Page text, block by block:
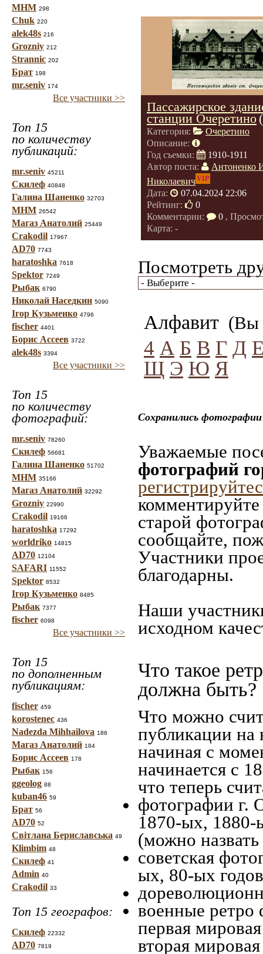
МНМ 298
Chuk 220
alek48s 216
Grozniy 212
Strannic 202
Брат 198
mr.seniv 174
Все участники >>
Топ 15
по количеству
публикаций:
mr.seniv 45211
Скилеф 40848
Галина Шаненко 32703
МНМ 26542
Магаз Анатолий 25449
Crakodil 17967
AD70 7743
haratoshka 7618
Spektor 7249
Рыбак 6790
Николай Наседкин 5090
Ігор Кузьменко 4796
fischer 4401
Борис Ассеев 3722
alek48s 3394
Все участники >>
Топ 15
по количеству
фотографий:
mr.seniv 78260
Скилеф 56681
Галина Шаненко 51702
МНМ 35166
Магаз Анатолий 32292
Grozniy 22990
Crakodil 19166
haratoshka 17292
worldriko 14815
AD70 12104
SAFARI 11552
Spektor 8532
Ігор Кузьменко 8485
Рыбак 7377
fischer 6098
Все участники >>
Топ 15
по дополненным
публикациям:
fischer 459
korostenec 436
Nadezda Mihhailova 186
Магаз Анатолий 184
Борис Ассеев 178
Рыбак 156
ggeolog 88
kuban46 59
Брат 56
AD70 52
Світлана Бериславська 49
Klimbim 48
Скилеф 41
Admin 40
Crakodil 33
Топ 15 географов:
Скилеф 22332
AD70 7819
Пассажирское
станции Очеретино
Категория:
Очеретино
Описание:
Год съемки:
1910-1911
Автор поста:
Антоненко
НиколаевичVIP
Дата:
07.04.2024 22:06
Рейтинг:
0
Комментарии:
0 ,
Карта: -
Посмотреть
Алфавит (Вы
4 А Б В Г Д
Щ Э Ю Я
Сохранились
Уважаемые
фотографий
старой
сообщайте,
Участники
благодарны.
Наши
исходном
Что такое
должна быть?
Что можно
публикации
начиная c
начинается с
что теперь
фотографии г.
1870-ых, 1880-
(можно
советская
ых, 80-ых
военные ретро
первая
вторая